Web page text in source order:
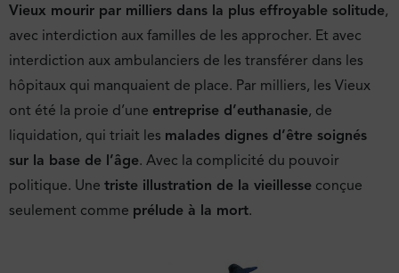
Vieux mourir par milliers dans la plus effroyable solitude,
avec interdiction aux familles de les approcher. Et avec
interdiction aux ambulanciers de les transférer dans les
hôpitaux qui manquaient de place. Par milliers, les Vieux
ont été la proie d’une entreprise d’euthanasie, de
liquidation, qui triait les malades dignes d’être soignés
sur la base de l’âge. Avec la complicité du pouvoir
politique. Une triste illustration de la vieillesse conçue
seulement comme prélude à la mort.